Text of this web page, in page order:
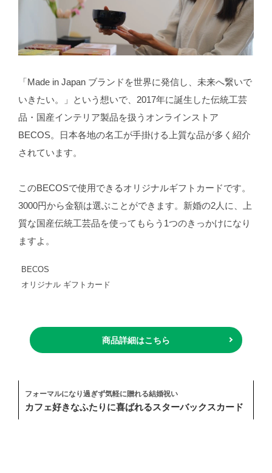
「Made in Japan ブランドを世界に発信し、未来へ繋いで
いきたい。」という想いで、2017年に誕生した伝統工芸
品・国産インテリア製品を扱うオンラインストア
BECOS。日本各地の名工が手掛ける上質な品が多く紹介
されています。
このBECOSで使用できるオリジナルギフトカードです。
3000円から金額は選ぶことができます。新婚の2人に、上
質な国産伝統工芸品を使ってもらう1つのきっかけになり
ますよ。
BECOS
オリジナル ギフトカード
商品詳細はこちら
フォーマルになり過ぎず気軽に贈れる結婚祝い
カフェ好きなふたりに喜ばれるスターバックスカード